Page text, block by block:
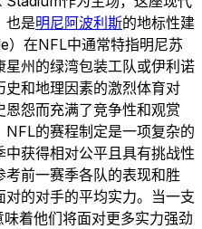
也是明尼阿波利斯的地标性建
）在NFL中通常特指明尼苏
州的绿湾包装工队或伊利诺
和地理因素的激烈体育对
怨而充满了竞争性和观赏
的赛程制定是一项复杂的
获得相对公平且具有挑战性
前一赛季各队的表现和胜
的对手的平均实力。当一支
着他们将面对更多实力强劲